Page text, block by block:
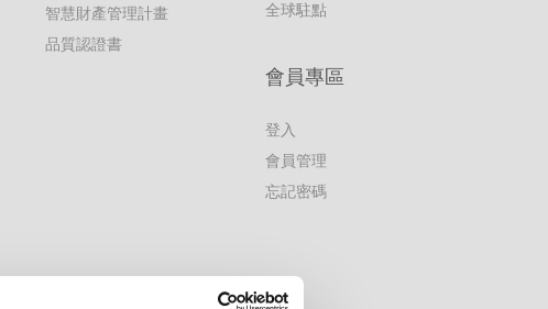
智慧財產管理計畫
品質認證書
全球駐點
會員專區
登入
會員管理
忘記密碼